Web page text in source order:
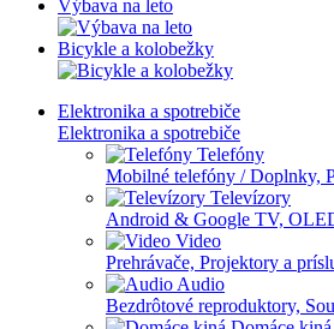
Výbava na leto
Bicykle a kolobežky
Elektronika a spotrebiče
Elektronika a spotrebiče
Telefóny
Mobilné telefóny / Doplnky,
Televízory
Android & Google TV,
Video
Prehrávače, Projektory a
Audio
Bezdrôtové reproduktory,